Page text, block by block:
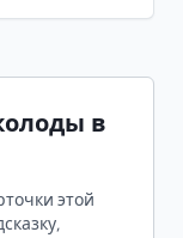
в
этой